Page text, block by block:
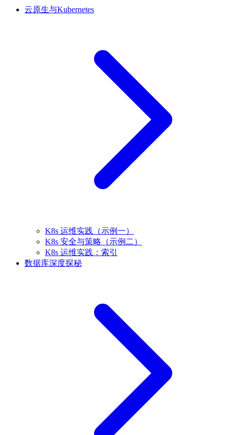
云原生与Kubernetes
K8s 运维实践（示例一）
K8s 安全与策略（示例二）
K8s 运维实践：索引
数据库深度探秘